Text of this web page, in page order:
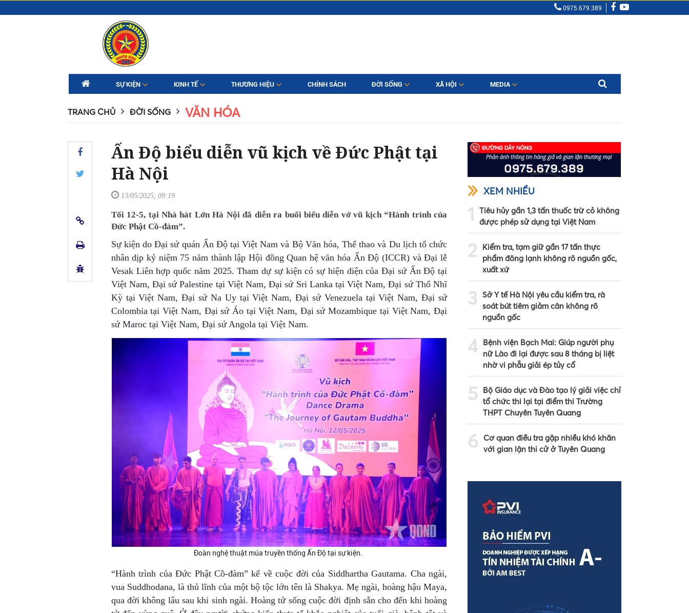
0975.679.389
SỰ KIỆN KINH TẾ THƯƠNG HIỆU CHÍNH SÁCH ĐỜI SỐNG XÃ HỘI MEDIA
TRANG CHỦ ĐỜI SỐNG VĂN HÓA
Ấn Độ biểu diễn vũ kịch về Đức Phật tại
Hà Nội
13/05/2025, 09:19
Tối 12-5, tại Nhà hát Lớn Hà Nội đã diễn ra buổi biểu diễn vở vũ kịch “Hành trình của
Đức Phật Cồ-đàm”.
Sự kiện do Đại sứ quán Ấn Độ tại Việt Nam và Bộ Văn hóa, Thể thao và Du lịch tổ chức
nhân dịp kỷ niệm 75 năm thành lập Hội đồng Quan hệ văn hóa Ấn Độ (ICCR) và Đại lễ
Vesak Liên hợp quốc năm 2025. Tham dự sự kiện có sự hiện diện của Đại sứ Ấn Độ tại
Việt Nam, Đại sứ Palestine tại Việt Nam, Đại sứ Sri Lanka tại Việt Nam, Đại sứ Thổ Nhĩ
Kỳ tại Việt Nam, Đại sứ Na Uy tại Việt Nam, Đại sứ Venezuela tại Việt Nam, Đại sứ
Colombia tại Việt Nam, Đại sứ Áo tại Việt Nam, Đại sứ Mozambique tại Việt Nam, Đại
sứ Maroc tại Việt Nam, Đại sứ Angola tại Việt Nam.
Đoàn nghệ thuật múa truyền thống Ấn Độ tại sự kiện.
“Hành trình của Đức Phật Cồ-đàm” kể về cuộc đời của Siddhartha Gautama. Cha ngài,
vua Suddhodana, là thủ lĩnh của một bộ tộc lớn tên là Shakya. Mẹ ngài, hoàng hậu Maya,
qua đời không lâu sau khi sinh ngài. Hoàng tử sống cuộc đời định sẵn cho đến khi hoàng
XEM NHIỀU
1
Tiêu hủy gần 1,3 tấn thuốc trừ cỏ không
được phép sử dụng tại Việt Nam
2
Kiểm tra, tạm giữ gần 17 tấn thực
phẩm đông lạnh không rõ nguồn gốc,
xuất xứ
3 Sở Y tế Hà Nội yêu cầu kiểm tra, rà
soát bút tiêm giảm cân không rõ
nguồn gốc
4 Bệnh viện Bạch Mai: Giúp người phụ
nữ Lào đi lại được sau 8 tháng bị liệt
nhờ vi phẫu giải ép tủy cổ
5
Bộ Giáo dục và Đào tạo lý giải việc chỉ
tổ chức thi lại tại điểm thi Trường
THPT Chuyên Tuyên Quang
6
Cơ quan điều tra gặp nhiều khó khăn
với gian lận thi cử ở Tuyên Quang